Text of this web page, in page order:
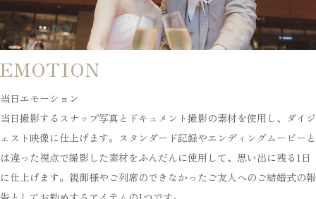
EMOTION
当日エモーション
当日撮影するスナップ写真とドキュメント撮影の素材を使用し、ダイジ
ェスト映像に仕上げます。スタンダード記録やエンディングムービーと
は違った視点で撮影した素材をふんだんに使用して、思い出に残る1日
に仕上げます。親御様やご列席のできなかったご友人へのご結婚式の報